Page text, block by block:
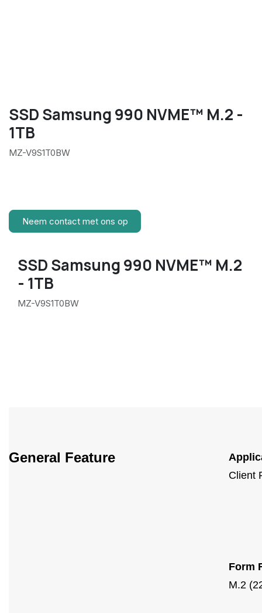
SSD Samsung 990 NVME™ M.2 -
1TB
MZ-V9S1T0BW
Neem contact met ons op
SSD Samsung 990 NVME™ M.2
- 1TB
MZ-V9S1T0BW
General Feature
Client
Form
M.2